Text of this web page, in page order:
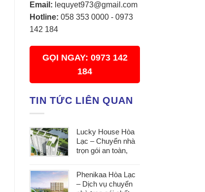
Email: lequyet973@gmail.com
Hotline: 058 353 0000 - 0973
142 184
GỌI NGAY: 0973 142
184
TIN TỨC LIÊN QUAN
Lucky House Hòa
Lạc – Chuyển nhà
trọn gói an toàn,
Phenikaa Hòa Lạc
– Dịch vụ chuyển